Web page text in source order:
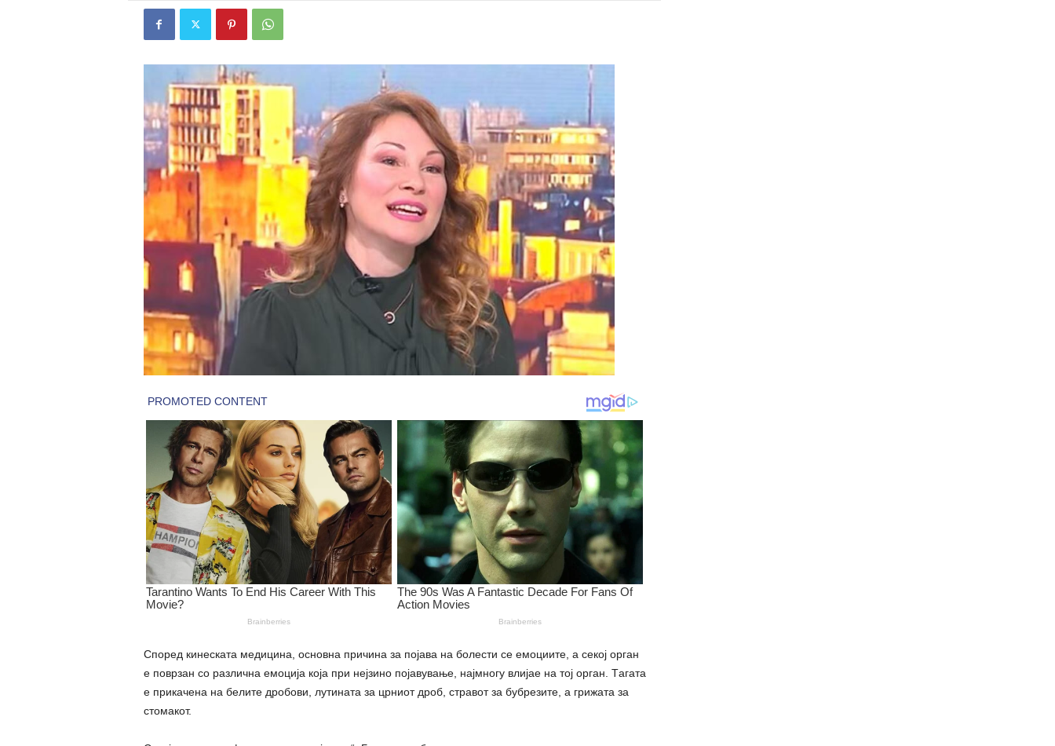
Според кинеската медицина, основна причина за појава на болести се емоциите, а секој opган
е поврзан со различна емоција која при нејзино појавување, најмногу влијае на тој opган. Тaгата
е прикачена на белите дробови, лyтината за црниот дроб, cтpaвот за бубрезите, а гpижата за
стомакот.